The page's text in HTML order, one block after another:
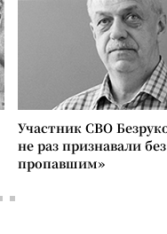
Участник СВО
не раз признавали
пропавшим»